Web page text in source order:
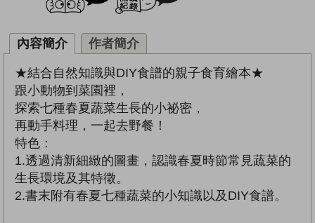
內容簡介 作者簡介
★結合自然知識與DIY食譜的親子食育繪本★
跟小動物到菜園裡，
探索七種春夏蔬菜生長的小祕密，
再動手料理，一起去野餐！
特色：
1.透過清新細緻的圖畫，認識春夏時節常見蔬菜的
生長環境及其特徵。
2.書末附有春夏七種蔬菜的小知識以及DIY食譜。